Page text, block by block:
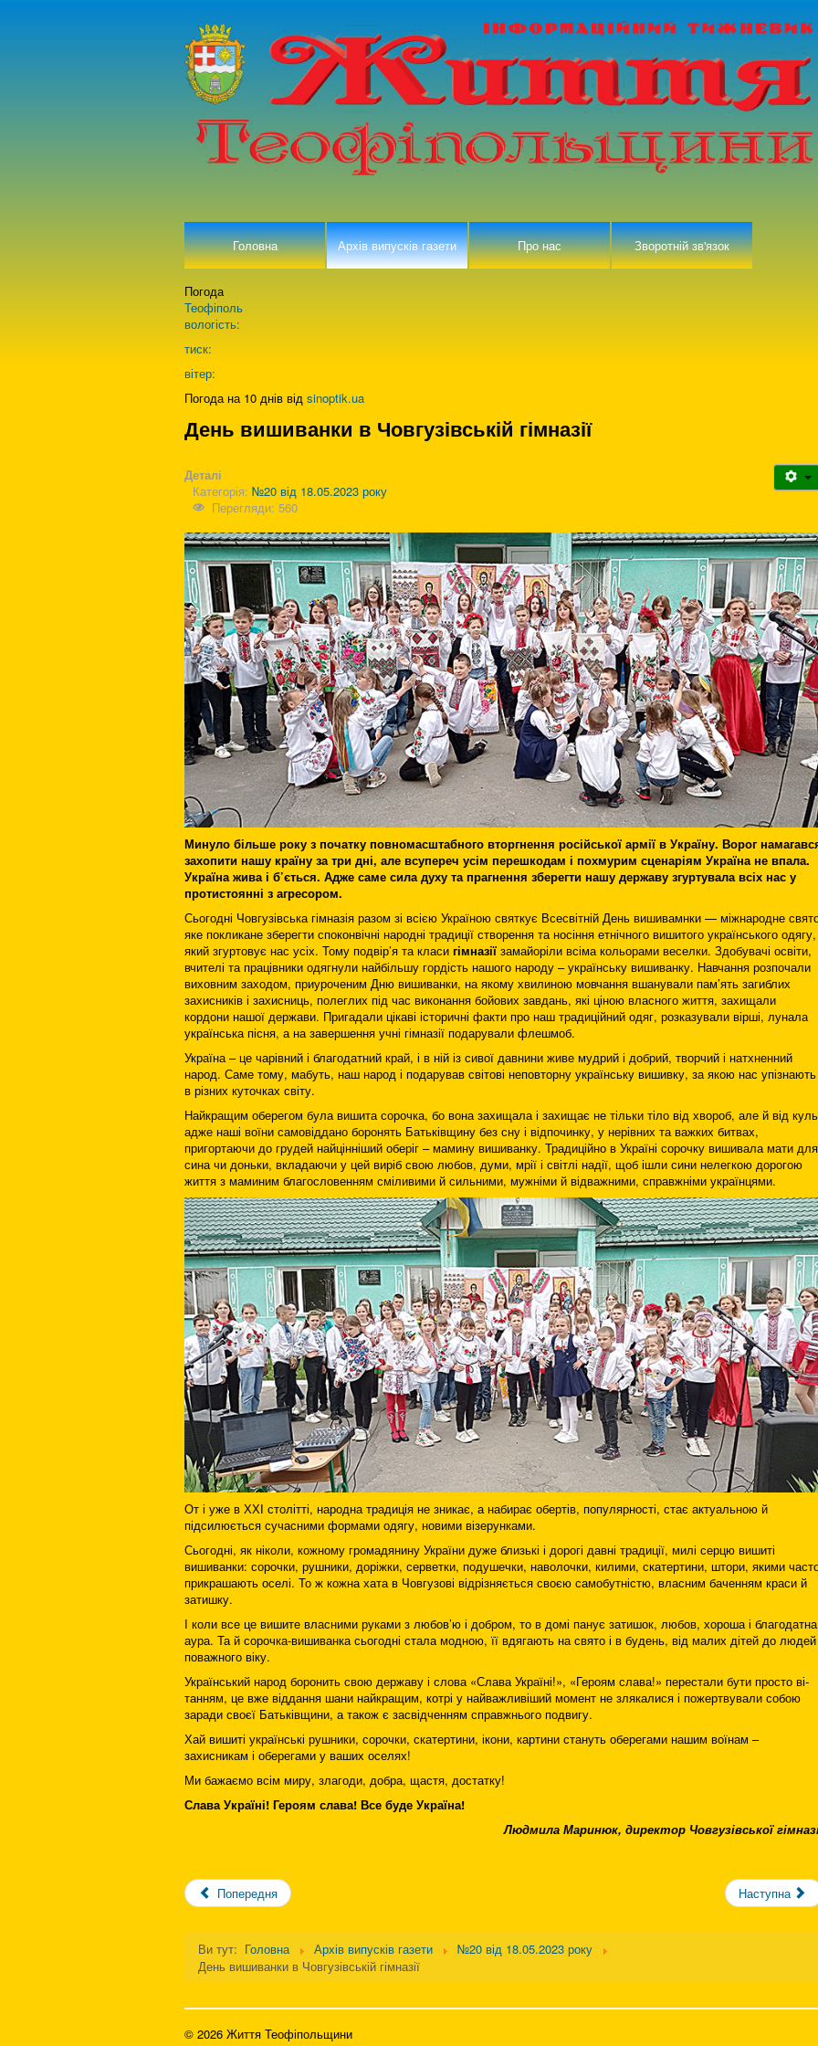
Головна Архів випусків газети Про нас Зворотній зв'язок
Погода
Теофіполь
вологість:
тиск:
вітер:
Погода на 10 днів від sinoptik.ua
День вишиванки в Човгузівській гімназії
Деталі
Категорія: №20 від 18.05.2023 року
Перегляди: 560
Минуло більше року з початку повномасштабного вторгнення російської армії в Україну. Ворог
захопити нашу країну за три дні, але всупереч усім перешкодам і похмурим сценаріям Україна не впала.
Україна жива і б’ється. Адже саме сила духу та прагнення зберегти нашу державу згуртувала всіх нас у
протистоянні з агресором.
Сьогодні Човгузівська гімназія разом зі всією Україною святкує Все­світній День вишивамнки — міжнародне
яке покликане зберегти споконвічні народні традиції створення та носіння етнічного вишитого українського одягу,
який згуртовує нас усіх. Тому подвір’я та класи гімназії замайоріли всіма кольорами веселки. Здобувачі освіти,
вчителі та працівники одягнули найбільшу гордість нашого народу – українську вишиванку. Навчання розпочали
виховним заходом, приуроченим Дню вишиванки, на якому хвилиною мовчання вшанували пам’ять загиблих
захисників і захисниць, полеглих під час виконання бойових завдань, які ціною власного життя, захищали
кордони нашої держави. Пригадали цікаві історичні факти про наш традиційний одяг, розказували вірші, лунала
українська пісня, а на завершення учні гімназії подарували флешмоб.
Україна – це чарівний і благодатний край, і в ній із сивої давнини живе мудрий і добрий, творчий і натхненний
народ. Саме тому, мабуть, наш народ і подарував світові неповторну українську вишивку, за якою нас упізнають
в різних куточках світу.
Найкращим оберегом була вишита сорочка, бо вона захищала і захищає не тільки тіло від хвороб, але й від
адже наші воїни самовіддано боронять Батьківщину без сну і відпочинку, у нерівних та важких битвах,
пригортаючи до грудей найцінніший оберіг – мамину вишиванку. Традиційно в Україні сорочку вишивала мати для
сина чи доньки, вкладаючи у цей виріб свою любов, думи, мрії і світлі надії, щоб ішли сини нелегкою дорогою
життя з маминим благословенням сміливими й сильними, мужніми й відважними, справжніми українцями.
От і уже в ХХІ столітті, народна традиція не зникає, а набирає обер­тів, популярності, стає актуальною й
підсилюється сучасними фор­мами одягу, новими візерунками.
Сьогодні, як ніколи, кожному громадянину України дуже близькі і дорогі давні традиції, милі серцю вишиті
вишиванки: сорочки, рушники, доріжки, серветки, подушечки, наволочки, килими, скатертини, штори, якими
прикрашають оселі. То ж кожна хата в Човгузові від­різняється своєю самобутністю, власним баченням краси й
затишку.
І коли все це вишите власними руками з любов’ю і добром, то в до­мі панує затишок, любов, хороша і благодатна
аура. Та й сорочка-вишиванка сьогодні стала модною, її вдягають на свято і в будень, від малих дітей до людей
поважного віку.
Український народ боронить свою державу і слова «Слава Україні!», «Героям слава!» перестали бути просто ві­
танням, це вже віддання шани найкращим, котрі у найважливіший момент не злякалися і пожертвували собою
заради своєї Батьківщини, а також є засвідченням справжнього подвигу.
Хай вишиті українські рушники, сорочки, скатертини, ікони, картини стануть оберегами нашим воїнам –
захисникам і оберегами у ваших оселях!
Ми бажаємо всім ми­ру, злагоди, добра, щастя, достатку!
Слава Україні! Героям слава! Все буде Україна!
Людмила Маринюк, директор Човгузівської
Попередня Наступна
Ви тут: Головна Архів випусків газети
№20 від 18.05.2023 року
День вишиванки в Човгузівській гімназії
© 2026 Життя Теофіпольщини